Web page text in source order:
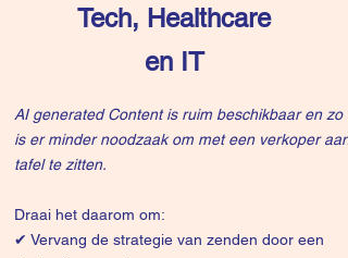
Tech, Healthcare
en IT
AI generated Content is ruim beschikbaar en zo
is er minder noodzaak om met een verkoper aan
tafel te zitten.
Draai het daarom om:
✔ Vervang de strategie van zenden door een